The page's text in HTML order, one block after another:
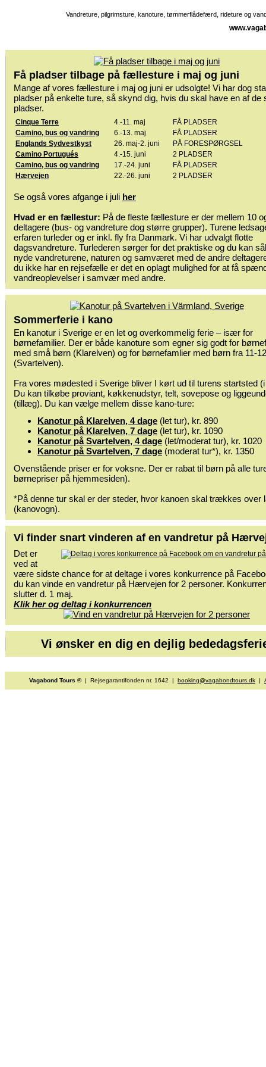
Vandreture, pilgrimsture, kanoture, tømmerflådefærd, rideture og
Få pladser tilbage på fællesture i maj og juni
Mange af vores fællesture i maj og juni er udsolgte! Vi har dog
pladser på enkelte ture, så skynd dig, hvis du skal have en af de
pladser.
Cinque Terre 4.-11. maj
FÅ PLADSER
Camino, bus og vandring
6.-13. maj
FÅ PLADSER
Englands Sydvestkyst
26. maj-2. juni
PÅ FORESPØRGSEL
Camino Portugués
4.-15. juni
2 PLADSER
Camino, bus og vandring
17.-24. juni
FÅ PLADSER
Hærvejen
22.-26. juni 2 PLADSER
Se også vores afgange i juli her
Hvad er en fællestur: På de fleste fællesture er der mellem 10
deltagere (bus- og vandreture dog større grupper). Turene
erfaren turleder og er inkl. fly fra Danmark. Vi har udvalgt flotte
dagsvandreture. Turlederen sørger for det praktiske og du kan
nyde vandreturene, naturen og samværet med de andre
du ikke har en rejsefælle er det en oplagt mulighed for at få
vandreoplevelser i samvær med andre.
Sommerferie i kano
En kanotur i Sverige er en let og overkommelig ferie – især for
børnefamilier. Der er både kanoture som egner sig godt for
med små børn (Klarelven) og for børnefamlier med børn fra 11-
(Svartelven).
Fra vores mødested i Sverige bliver I kørt ud til turens startsted
Du kan tilkøbe proviant, køkkenudstyr, telt, sovepose og
(tillæg). Du kan vælge mellem disse kano-ture:
Kanotur på Klarelven, 4 dage (let tur), kr. 890
Kanotur på Klarelven, 7 dage (let tur), kr. 1090
Kanotur på Svartelven, 4 dage (let/moderat tur), kr. 1020
Kanotur på Svartelven, 7 dage (moderat tur*), kr. 1350
Ovenstående priser er for voksne. Der er rabat til børn på alle
børnepriser på hjemmesiden).
*På denne tur skal er der steder, hvor kanoen skal trækkes over
(kanovogn).
Vi finder snart vinderen af en vandretur på
Det er
ved at
være sidste chance for at deltage i vores konkurrence på
du kan vinde en vandretur på Hærvejen for 2 personer.
slutter d. 1 maj.
Klik her og deltag i konkurrencen
Vi ønsker en dig en dejlig
Vagabond Tours ®| Rejsegarantifonden nr. 1642 | booking@vagabondtours.dk |